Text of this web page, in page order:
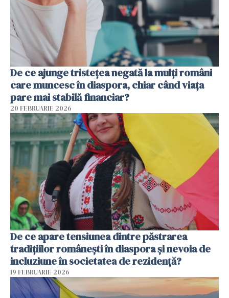
De ce ajunge tristețea negată la mulți români
care muncesc în diaspora, chiar când viața
pare mai stabilă financiar?
20 FEBRUARIE 2026
De ce apare tensiunea dintre păstrarea
tradițiilor românești în diaspora și nevoia de
incluziune în societatea de rezidență?
19 FEBRUARIE 2026